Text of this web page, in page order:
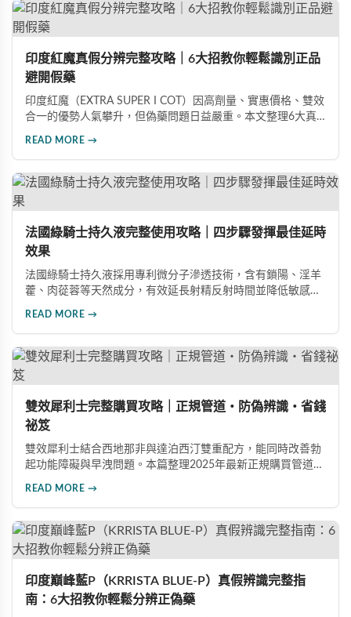
印度紅魔真假分辨完整攻略｜6大招教你輕鬆識別正品
避開假藥
印度紅魔（EXTRA SUPER I COT）因高劑量、實惠價格、雙效
合一的優勢人氣攀升，但偽藥問題日益嚴重。本文整理6大真
READ MORE →
法國綠騎士持久液完整使用攻略｜四步驟發揮最佳延時
效果
法國綠騎士持久液採用專利微分子滲透技術，含有鎖陽、淫羊
藿、肉蓯蓉等天然成分，有效延長射精反射時間並降低敏感
READ MORE →
雙效犀利士完整購買攻略｜正規管道・防偽辨識・省錢
祕笈
雙效犀利士結合西地那非與達泊西汀雙重配方，能同時改善勃
起功能障礙與早洩問題。本篇整理2025年最新正規購買管道、
READ MORE →
印度巔峰藍P（KRRISTA BLUE-P）真假辨識完整指
南：6大招教你輕鬆分辨正偽藥